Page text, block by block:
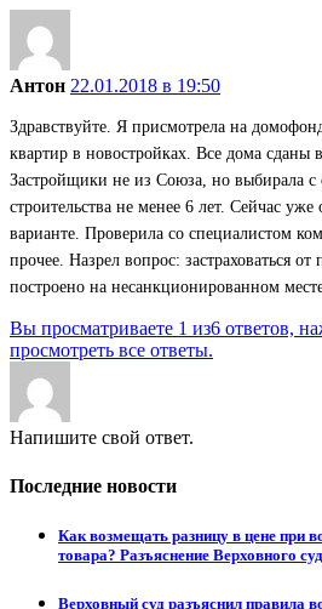
Антон 22.01.2018 в 19:50
Здравствуйте. Я присмотрела на
квартир в новостройках. Все дома сданы
Застройщики не из Союза, но выбирала
строительства не менее 6 лет. Сейчас
варианте. Проверила со специалистом
прочее. Назрел вопрос: застраховаться
построено на несанкционированном
Вы просматриваете 1 из6 ответов,
просмотреть все ответы.
Напишите свой ответ.
Последние новости
Как возмещать разницу в цене при
товара? Разъяснение Верховного
Верховный суд разъяснил правила